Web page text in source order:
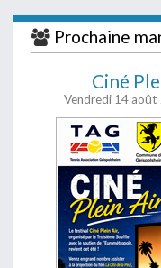
Prochaine
Ciné
Vendredi 14 août